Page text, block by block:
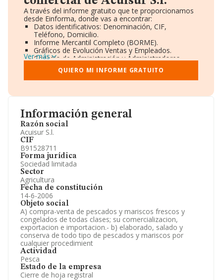
Información general
Razón social
Acuisur S.l.
CIF
B91528711
Forma jurídica
Sociedad limitada
Sector
Agricultura
Fecha de constitución
14-6-2006
Objeto social
A) compra-venta de pescados y mariscos frescos y
congelados de todas clases; su comercializacion,
exportacion e importacion.- b) elaborado, salado y
conserva de todo tipo de pescados y mariscos por
cualquier procedimient
Actividad
Pesca
Estado de la empresa
Cierre de hoja registral
A través del informe gratuito que te proporcionamos
desde Einforma, donde vas a encontrar:
Datos identificativos: Denominación, CIF,
Teléfono, Domicilio.
Informe Mercantil Completo (BORME).
Gráficos de Evolución Ventas y Empleados.
Consejo de Administración y Administradores.
Directivos y Ejecutivos.
Accionistas.
Participaciones y Vinculaciones en otras empresas.
Información oficial y registral complementaria.
Ver más
QUIERO MI INFORME GRATUITO